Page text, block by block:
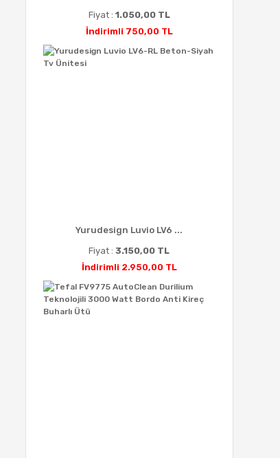
Fiyat : 1.050,00 TL
İndirimli 750,00 TL
Yurudesign Luvio LV6 ...
Fiyat :3.150,00 TL
İndirimli 2.950,00 TL